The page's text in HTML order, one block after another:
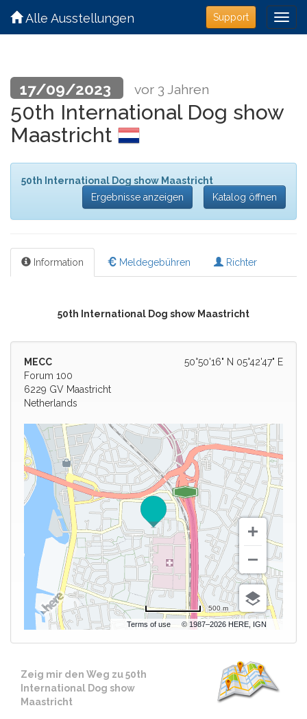
Support
Alle Ausstellungen
17/09/2023 vor 3 Jahren
50th International Dog show
Maastricht
50th International Dog show Maastricht
Ergebnisse anzeigen
Katalog öffnen
Information Meldegebühren Richter
50th International Dog show Maastricht
50°50'16" N 05°42'47" E
MECC
Forum 100
6229 GV Maastricht
Netherlands
Terms of use © 1987–2026 HERE, IGN
500 m
Zeig mir den Weg zu 50th
International Dog show
Maastricht